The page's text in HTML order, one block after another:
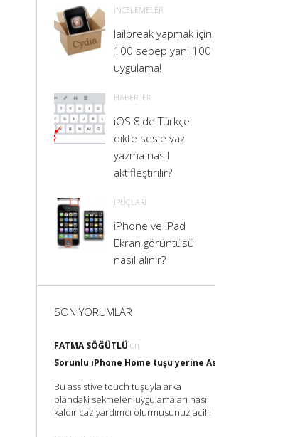
İNCELEMELER
Jailbreak yapmak için
100 sebep yani 100
uygulama!
HABERLER
iOS 8'de Türkçe
dikte sesle yazı
yazma nasıl
aktifleştirilir?
İPUÇLARI
iPhone ve iPad
Ekran görüntüsü
nasıl alınır?
SON YORUMLAR
FATMA SÖĞÜTLÜ on
Sorunlu iPhone Home tuşu yerine Assistive Touch
Bu assistive touch tuşuyla arka
plandaki sekmeleri uygulamaları nasıl
kaldırıcaz yardımcı olurmusunuz acilll